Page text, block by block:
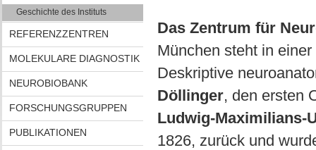
Geschichte des Instituts
REFERENZZENTREN
MOLEKULARE DIAGNOSTIK
NEUROBIOBANK
FORSCHUNGSGRUPPEN
PUBLIKATIONEN
Das Zentrum für
München steht in
Deskriptive
Döllinger, den ersten
Ludwig-Maximilians-
1826, zurück und